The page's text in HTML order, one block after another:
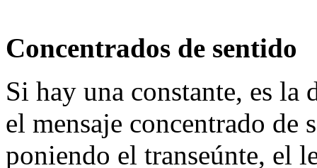
Concentrados de sentido
Si hay una constante, es la
el mensaje concentrado
poniendo el transeúnte, el